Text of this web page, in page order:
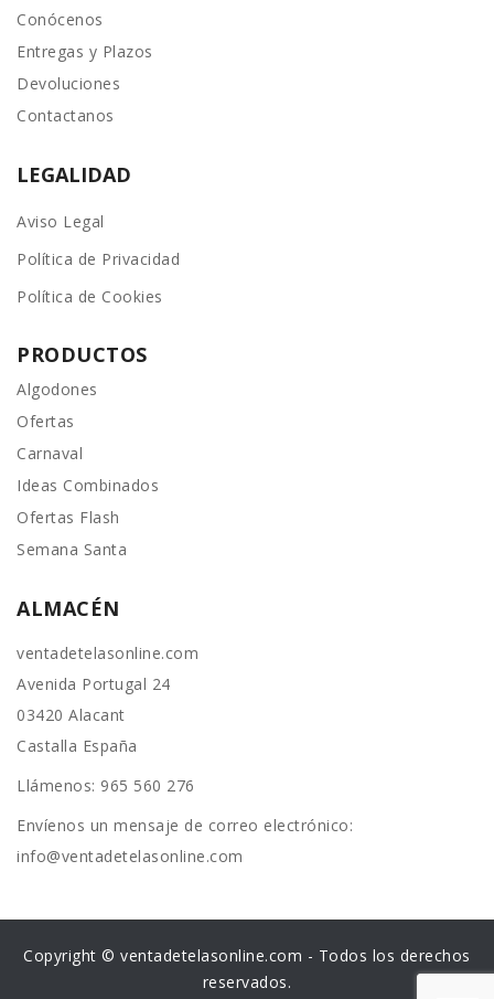
Conócenos
Entregas y Plazos
Devoluciones
Contactanos
LEGALIDAD
Aviso Legal
Política de Privacidad
Política de Cookies
PRODUCTOS
Algodones
Ofertas
Carnaval
Ideas Combinados
Ofertas Flash
Semana Santa
ALMACÉN
ventadetelasonline.com
Avenida Portugal 24
03420 Alacant
Castalla España
Llámenos: 965 560 276
Envíenos un mensaje de correo electrónico:
info@ventadetelasonline.com
Copyright © ventadetelasonline.com - Todos los derechos
reservados.